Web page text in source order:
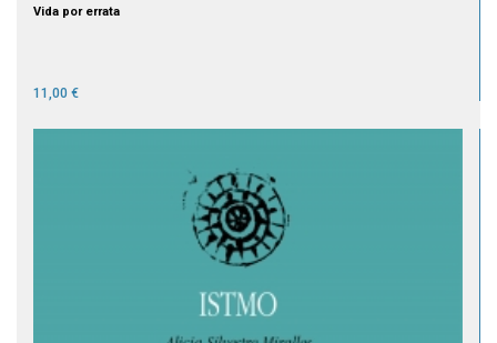
Vida por errata
11,00 €